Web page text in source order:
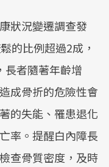
狀況變遷調查發
的比例超過2成，
長者隨著年齡增
成骨折的危險性會
的失能、罹患退化
率。提醒白內障長
查骨質密度，及時